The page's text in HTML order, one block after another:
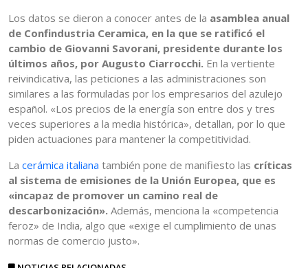
Los datos se dieron a conocer antes de la asamblea anual
de Confindustria Ceramica, en la que se ratificó el
cambio de Giovanni Savorani, presidente durante los
últimos años, por Augusto Ciarrocchi. En la vertiente
reivindicativa, las peticiones a las administraciones son
similares a las formuladas por los empresarios del azulejo
español. «Los precios de la energía son entre dos y tres
veces superiores a la media histórica», detallan, por lo que
piden actuaciones para mantener la competitividad.
La cerámica italiana también pone de manifiesto las críticas
al sistema de emisiones de la Unión Europea, que es
«incapaz de promover un camino real de
descarbonización». Además, menciona la «competencia
feroz» de India, algo que «exige el cumplimiento de unas
normas de comercio justo».